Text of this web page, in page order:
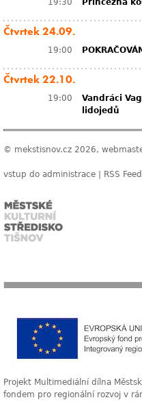
19:30 Princezna
Čtvrtek 24.09.
19:00
Čtvrtek 22.10.
19:00
Vandráci
lidojedů
© mekstisnov.cz 2026,
vstup do administrace RSS Feed
Projekt Multimediální dílna
fondem pro regionální rozvoj v